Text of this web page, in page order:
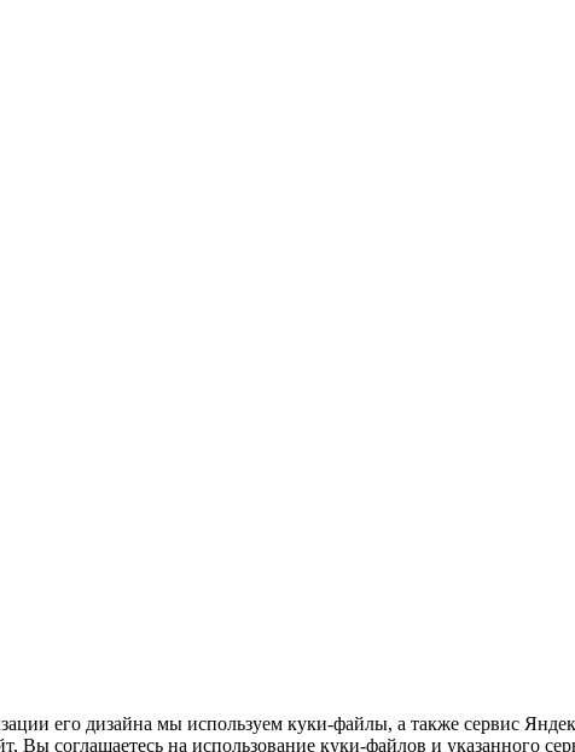
его дизайна мы используем куки-файлы, а также сервис
соглашаетесь на использование куки-файлов и указанного